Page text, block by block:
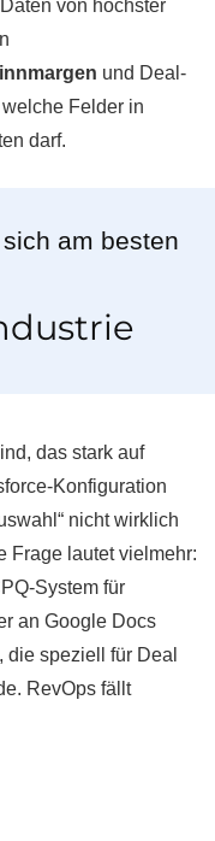
von höchster
und Deal-
Felder in
darf.
am besten
das stark auf
Konfiguration
nicht wirklich
Frage lautet vielmehr:
System für
an Google Docs
speziell für Deal
RevOps fällt